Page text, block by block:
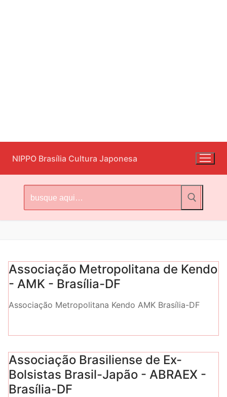
para
o
conteúdo
NIPPO Brasília Cultura Japonesa
por:
Associação Metropolitana de Kendo
- AMK - Brasília-DF
Associação Metropolitana Kendo AMK Brasília-DF
Associação Brasiliense de Ex-
Bolsistas Brasil-Japão - ABRAEX -
Brasília-DF